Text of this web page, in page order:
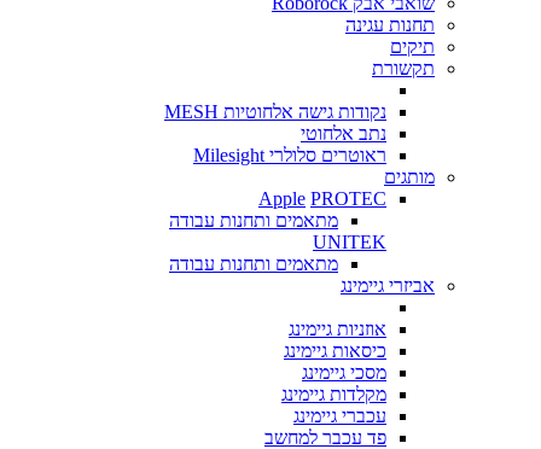
תחנות עגינה
תיקים
תקשורת
נקודות גישה אלחוטיות MESH
נתב אלחוטי
ראוטרים סלולרי Milesight
מותגים
Apple PROTEC
מתאמים ותחנות עבודה
UNITEK
מתאמים ותחנות עבודה
אביזרי גיימינג
אוזניות גיימינג
כיסאות גיימינג
מסכי גיימינג
מקלדות גיימינג
עכברי גיימינג
פד עכבר למחשב